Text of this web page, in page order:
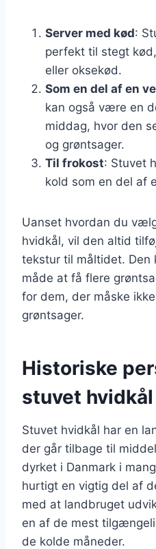
Server med kød:
perfekt til stegt
eller oksekød.
Som en del af en
kan også være en
middag, hvor den
og grøntsager.
Til frokost: Stuvet
kold som en del af
Uanset hvordan du
hvidkål, vil den altid
tekstur til måltidet. Den
måde at få flere
for dem, der måske
grøntsager.
Historiske
stuvet
Stuvet hvidkål har en
der går tilbage til
dyrket i Danmark i
hurtigt en vigtig del af
med at landbruget
en af de mest
de kolde måneder.